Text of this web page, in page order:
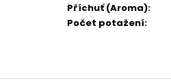
Příchuť (Aroma):
Počet potažení: